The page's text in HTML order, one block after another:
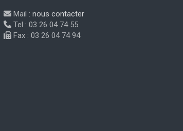
Mail : nous contacter
Tel : 03 26 04 74 55
Fax : 03 26 04 74 94